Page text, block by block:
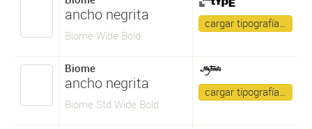
ancho negrita
Biome Wide Bold
cargar tipografía…
Biome
ancho negrita
Biome Std Wide Bold
cargar tipografía…